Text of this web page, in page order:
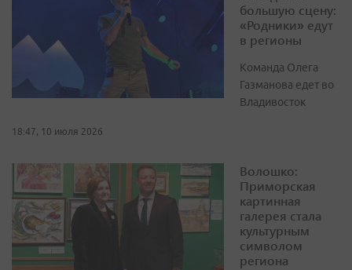
большую сцену:
«Родники» едут
в регионы
Команда Олега
Газманова едет во
Владивосток
18:47, 10 июля 2026
Волошко:
Приморская
картинная
галерея стала
культурным
символом
региона